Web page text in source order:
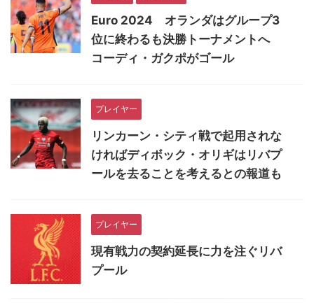
Euro 2024 オランダはグループ3
位に終わるも決勝トーナメントへ
コーディ・ガクポがゴール
プレイヤー
リンカーン・シティ戦で起用されな
ければディボック・オリギはリバプ
ールを去ることを考えるとの報道も
プレイヤー
現有戦力の契約延長に力を注ぐリバ
プール